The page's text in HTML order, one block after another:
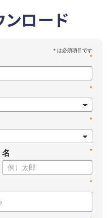
ロード
*
*
*
*
名
*